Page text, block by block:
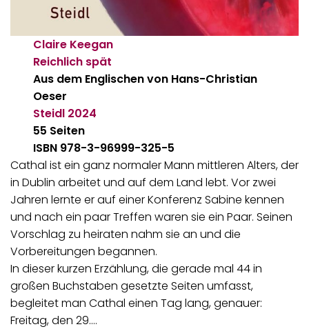
Claire Keegan
Reichlich spät
Aus dem Englischen von Hans-Christian
Oeser
Steidl 2024
55 Seiten
ISBN 978-3-96999-325-5
Cathal ist ein ganz normaler Mann mittleren Alters, der
in Dublin arbeitet und auf dem Land lebt. Vor zwei
Jahren lernte er auf einer Konferenz Sabine kennen
und nach ein paar Treffen waren sie ein Paar. Seinen
Vorschlag zu heiraten nahm sie an und die
Vorbereitungen begannen.
In dieser kurzen Erzählung, die gerade mal 44 in
großen Buchstaben gesetzte Seiten umfasst,
begleitet man Cathal einen Tag lang, genauer:
Freitag, den 29.…